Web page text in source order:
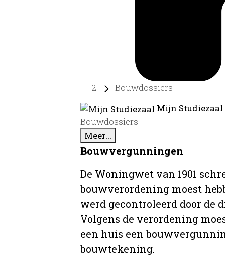
Bouwdossiers
Mijn
Bouwdossiers
Meer...
Bouwvergunningen
De Woningwet van 1901
bouwverordening moest
werd gecontroleerd door de
Volgens de verordening
een huis een
bouwtekening.